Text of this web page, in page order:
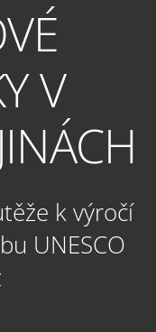
V
k výročí
UNESCO